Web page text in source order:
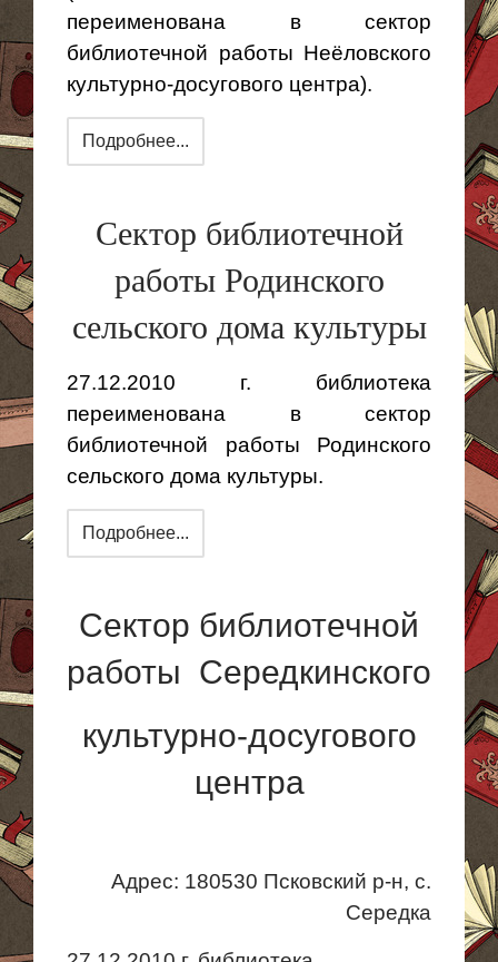
переименована в сектор
библиотечной работы Неёловского
культурно-досугового центра).
Подробнее...
Сектор библиотечной
работы Родинского
сельского дома культуры
27.12.2010 г. библиотека
переименована в сектор
библиотечной работы Родинского
сельского дома культуры.
Подробнее...
Сектор библиотечной
работы Середкинского
культурно-досугового
центра
Адрес: 180530 Псковский р-н, с.
Середка